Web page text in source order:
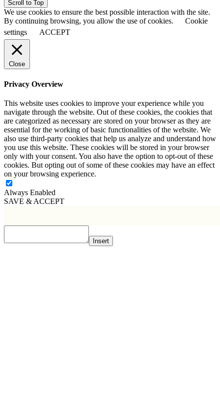
Scroll to Top
We use cookies to ensure the best possible interaction with the site.
By continuing browsing, you allow the use of cookies.
Cookie
settings
ACCEPT
Close
Privacy Overview
This website uses cookies to improve your experience while you
navigate through the website. Out of these cookies, the cookies that
are categorized as necessary are stored on your browser as they are
essential for the working of basic functionalities of the website. We
also use third-party cookies that help us analyze and understand how
you use this website. These cookies will be stored in your browser
only with your consent. You also have the option to opt-out of these
cookies. But opting out of some of these cookies may have an effect
on your browsing experience.
Always Enabled
SAVE & ACCEPT
Insert